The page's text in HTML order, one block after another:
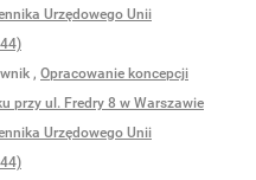
Urzędowego Unii
, Opracowanie koncepcji
przy ul. Fredry 8 w Warszawie
Urzędowego Unii